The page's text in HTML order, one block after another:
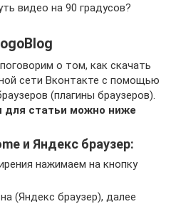
видео на 90 градусов?
о том, как скачать
сети Вконтакте с помощью
(плагины браузеров).
для статьи можно ниже
и Яндекс браузер:
нажимаем на кнопку
(Яндекс браузер), далее